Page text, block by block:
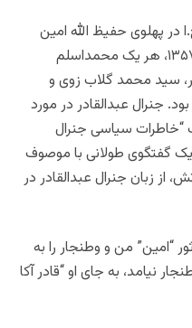
پهلوی حفیظ الله امین
برای به پیروزی رسانیدن قیام ۷ ثور ۱۳۵۷، هر یک محمداسلم
سید محمد گلاب زوی و
جنرال عبدالقادر در مورد
۷ ثور ۱۳۵۷ در کتاب “خاطرات سیاسی جنرال
یک گفتگوی طولانی با موصوف
از زبان جنرال عبدالقادر در
من و وطنجار را به
نیامد، به جای او “قادر آکا